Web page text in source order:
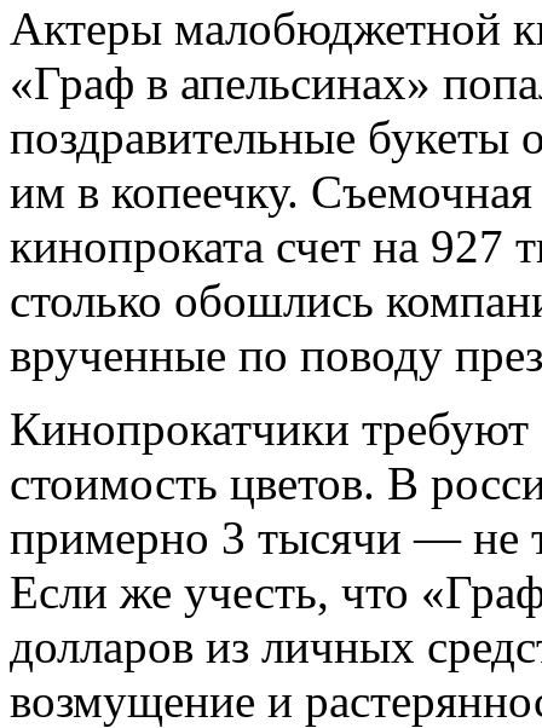
Актеры малобюджетной
«Граф в апельсинах»
поздравительные букеты
им в копеечку.
кинопроката счет на
столько обошлись
врученные по поводу
Кинопрокатчики
стоимость цветов. В
примерно 3 тысячи — не
Если же учесть, что
долларов из личных
возмущение и